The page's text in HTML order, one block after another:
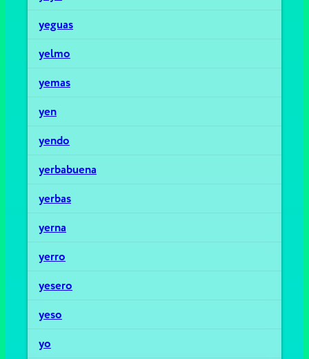
yeguas
yelmo
yemas
yen
yendo
yerbabuena
yerbas
yerna
yerro
yesero
yeso
yo